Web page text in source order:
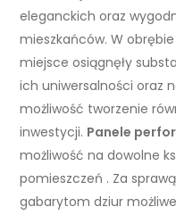
eleganckich oraz
mieszkańców. W
miejsce osiągnęły
ich uniwersalności oraz
możliwość tworzenie
inwestycji. Panele
możliwość na dowolne
pomieszczeń . Za
gabarytom dziur